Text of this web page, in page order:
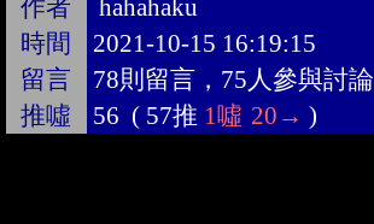
作者
hahahaku
時間
2021-10-15 16:19:15
留言
78則留言，75人參與討論
推噓
56 ( 57推 1噓 20→ )